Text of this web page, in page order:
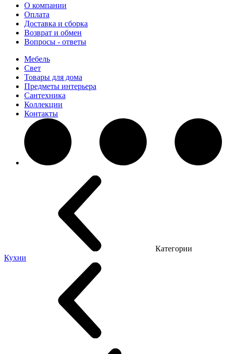
О компании
Оплата
Доставка и сборка
Возврат и обмен
Вопросы - ответы
Мебель
Свет
Товары для дома
Предметы интерьера
Сантехника
Коллекции
Контакты
Категории
Кухни